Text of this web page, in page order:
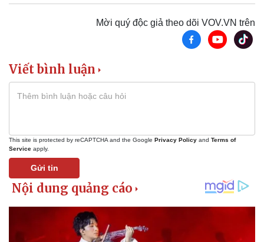
Chứng khoán
Giá cà phê
Mời quý độc giả theo dõi VOV.VN trên
Viết bình luận
This site is protected by reCAPTCHA and the Google Privacy Policy and Terms of
Service apply.
Gửi tin